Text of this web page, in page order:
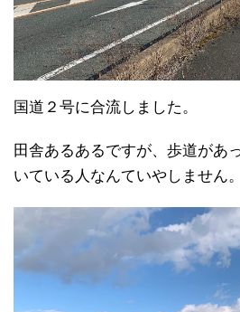
国道２号に合流しました。
田舎あるあるですが、歩道があ
いている人なんていやしません。